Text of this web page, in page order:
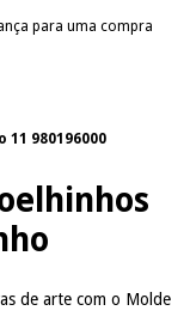
para uma compra
980196000
de arte com o Molde